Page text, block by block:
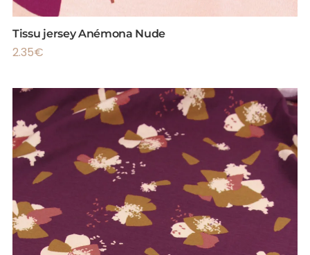
Tissu jersey Anémona Nude
2.35€